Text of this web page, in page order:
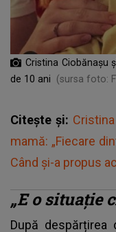
Cristina Ciobănașu
de 10 ani
(sursa foto:
Citește și:
mamă: „Fiecare
Când și-a propus
„E o situație
După despărțirea